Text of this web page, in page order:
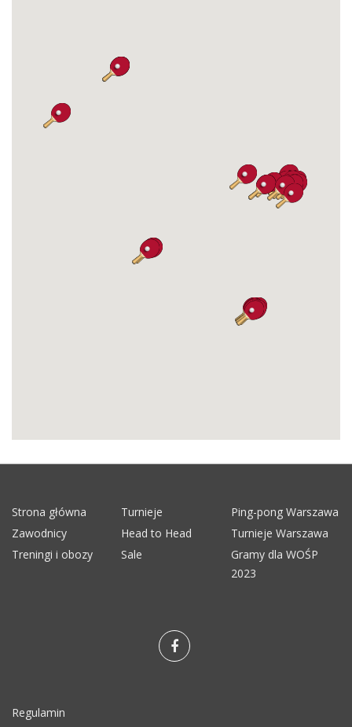
Strona główna Turnieje
Ping-pong Warszawa
Zawodnicy
Head to Head
Turnieje Warszawa
Treningi i obozy
Sale
Gramy dla WOŚP
2023
Regulamin